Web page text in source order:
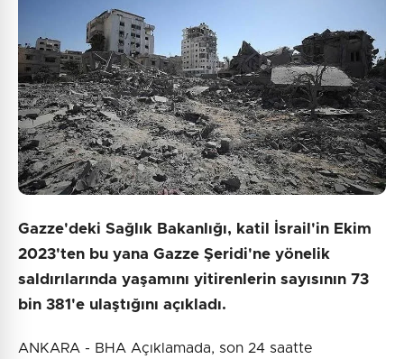
Gazze'deki Sağlık Bakanlığı, katil İsrail'in Ekim
2023'ten bu yana Gazze Şeridi'ne yönelik
saldırılarında yaşamını yitirenlerin sayısının 73
bin 381'e ulaştığını açıkladı.
ANKARA - BHA Açıklamada, son 24 saatte